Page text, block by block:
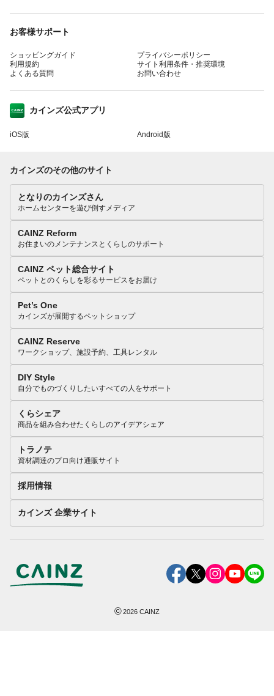
お客様サポート
ショッピングガイド
利用規約
よくある質問
プライバシーポリシー
サイト利用条件・推奨環境
お問い合わせ
カインズ公式アプリ
iOS版 Android版
カインズのその他のサイト
となりのカインズさん
ホームセンターを遊び倒すメディア
CAINZ Reform
お住まいのメンテナンスとくらしのサポート
CAINZ ペット総合サイト
ペットとのくらしを彩るサービスをお届け
Pet’s One
カインズが展開するペットショップ
CAINZ Reserve
ワークショップ、施設予約、工具レンタル
DIY Style
自分でものづくりしたいすべての人をサポート
くらシェア
商品を組み合わせたくらしのアイデアシェア
トラノテ
資材調達のプロ向け通販サイト
採用情報
カインズ 企業サイト
©2026 CAINZ